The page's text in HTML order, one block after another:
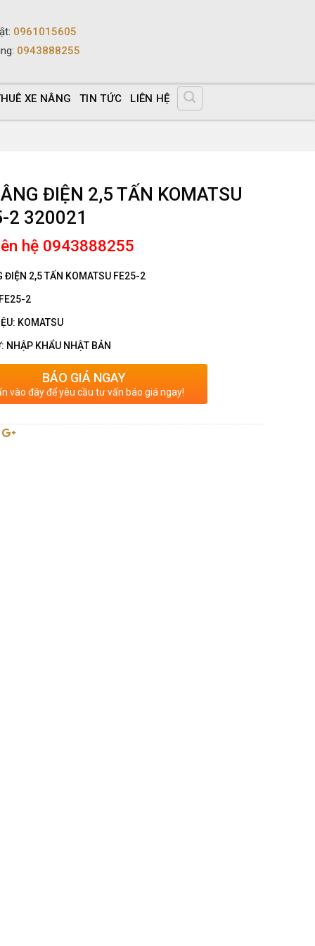
: 0961015605
: 0943888255
XE NÂNG TIN TỨC LIÊN HỆ
ĐIỆN 2,5 TẤN KOMATSU
2 320021
hệ 0943888255
ĐIỆN 2,5 TẤN KOMATSU FE25-2
2
KOMATSU
NHẬP KHẨU NHẬT BẢN
BÁO GIÁ NGAY
vào đây để yêu cầu tư vấn báo giá ngay!